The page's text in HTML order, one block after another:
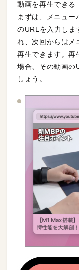
動画を再生できる
まずは、メニュー
のURLを入力しま
れ、次回からはメ
再生できます。再
場合、その動画の
しょう。